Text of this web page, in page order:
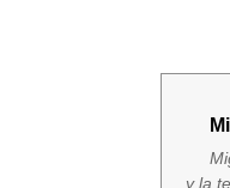
y la